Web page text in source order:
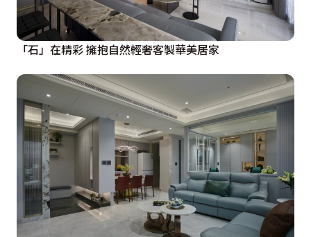
「石」在精彩 擁抱自然輕奢客製華美居家